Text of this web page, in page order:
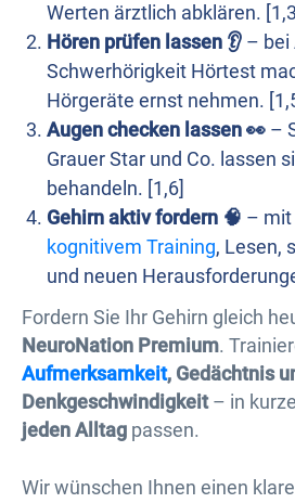
Werten ärztlich abklären.
Hören prüfen lassen 👂 – bei
Schwerhörigkeit Hörtest
Hörgeräte ernst nehmen.
Augen checken lassen 👀 –
Grauer Star und Co. lassen
behandeln. [1,6]
Gehirn aktiv fordern 🧠 – mit
kognitivem Training, Lesen,
und neuen
Fordern Sie Ihr Gehirn gleich
NeuroNation Premium.
Aufmerksamkeit, Gedächtnis
Denkgeschwindigkeit– in
jeden Alltag passen.
Wir wünschen Ihnen einen